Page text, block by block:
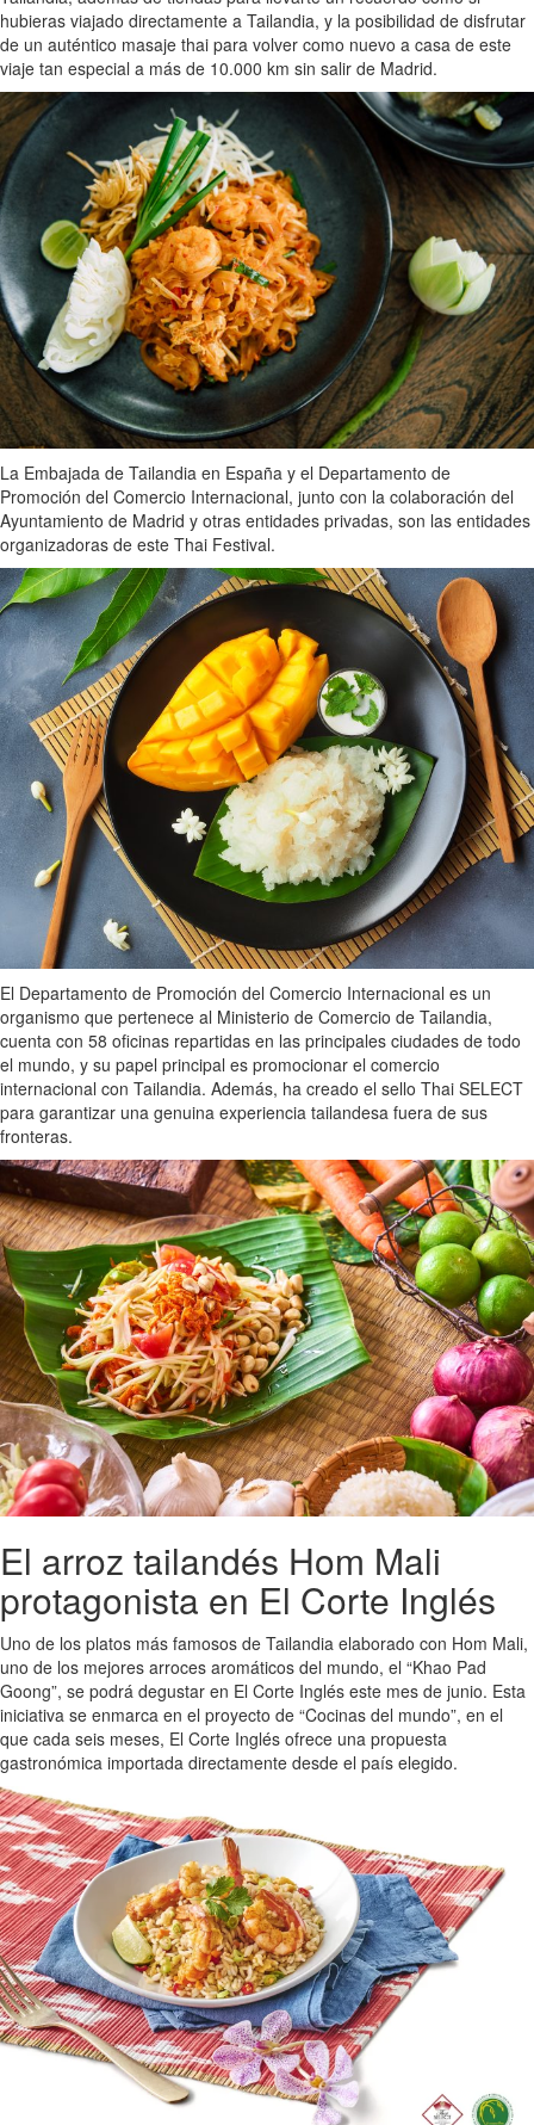
hubieras viajado directamente a Tailandia, y la posibilidad de disfrutar
de un auténtico masaje thai para volver como nuevo a casa de este
viaje tan especial a más de 10.000 km sin salir de Madrid.
La Embajada de Tailandia en España y el Departamento de
Promoción del Comercio Internacional, junto con la colaboración del
Ayuntamiento de Madrid y otras entidades privadas, son las entidades
organizadoras de este Thai Festival.
El Departamento de Promoción del Comercio Internacional es un
organismo que pertenece al Ministerio de Comercio de Tailandia,
cuenta con 58 oficinas repartidas en las principales ciudades de todo
el mundo, y su papel principal es promocionar el comercio
internacional con Tailandia. Además, ha creado el sello Thai SELECT
para garantizar una genuina experiencia tailandesa fuera de sus
fronteras.
El arroz tailandés Hom Mali
protagonista en El Corte Inglés
Uno de los platos más famosos de Tailandia elaborado con Hom Mali,
uno de los mejores arroces aromáticos del mundo, el “Khao Pad
Goong”, se podrá degustar en El Corte Inglés este mes de junio. Esta
iniciativa se enmarca en el proyecto de “Cocinas del mundo”, en el
que cada seis meses, El Corte Inglés ofrece una propuesta
gastronómica importada directamente desde el país elegido.